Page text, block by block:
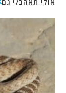
אולי תאהב/י גם